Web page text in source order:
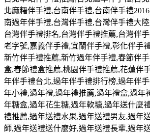
北麻糬伴手禮,台南伴手禮,台南伴手禮
南過年伴手禮,台灣伴手禮,台灣伴手禮大陸
台灣伴手禮排名,台灣伴手禮推薦,台灣伴
老字號,嘉義伴手禮,宜蘭伴手禮,彰化伴手
新竹伴手禮推薦,新竹過年伴手禮,春節伴
盒,春節禮盒推薦,桃園伴手禮推薦,花蓮伴
年伴手禮台北,過年伴手禮排行榜,過年伴
年小禮,過年禮,過年禮推薦,過年禮盒,過年
年糖盒,過年花生糖,過年軟糖,過年送什麼
禮推薦,過年送禮水果,過年送禮男友,過年
師,過年送禮送什麼好,過年送禮長輩,過年